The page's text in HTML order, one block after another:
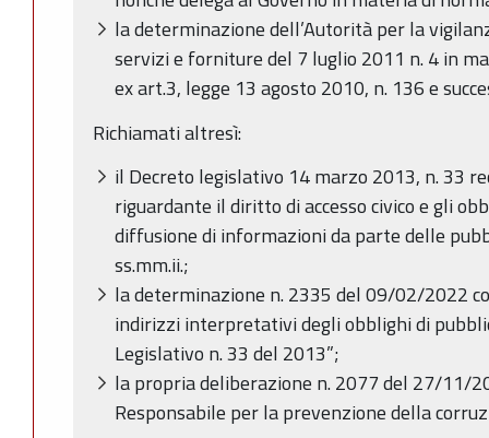
la determinazione dell’Autorità per la
servizi e forniture del 7 luglio 2011 n. 4 in
ex art.3, legge 13 agosto 2010, n. 136 e
Richiamati altresì:
il Decreto legislativo 14 marzo 2013, n. 33
riguardante il diritto di accesso civico e gli
diffusione di informazioni da parte delle
ss.mm.ii.;
la determinazione n. 2335 del 09/02/2022
indirizzi interpretativi degli obblighi di
Legislativo n. 33 del 2013”;
la propria deliberazione n. 2077 del 27/11/
Responsabile per la prevenzione della